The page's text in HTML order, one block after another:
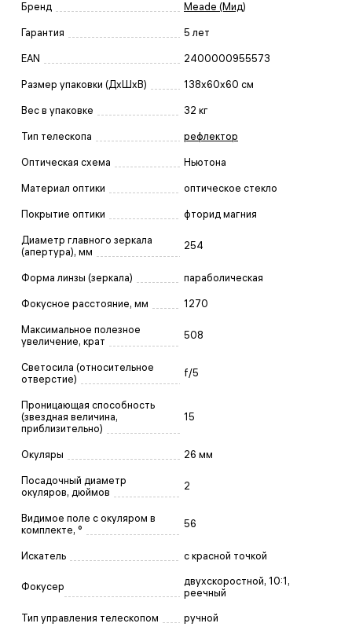
Бренд Meade (Мид)
Гарантия 5 лет
EAN 2400000955573
Размер упаковки (ДxШxВ) 138x60x60 см
Вес в упаковке 32 кг
Тип телескопа рефлектор
Оптическая схема Ньютона
Материал оптики оптическое стекло
Покрытие оптики фторид магния
Диаметр главного зеркала
(апертура), мм
254
Форма линзы (зеркала) параболическая
Фокусное расстояние, мм 1270
Максимальное полезное
увеличение, крат
508
Светосила (относительное
отверстие)
f/5
Проницающая способность
(звездная величина,
приблизительно)
15
Окуляры 26 мм
Посадочный диаметр
окуляров, дюймов
2
Видимое поле с окуляром в
комплекте, °
56
Искатель с красной точкой
Фокусер
двухскоростной, 10:1,
реечный
Тип управления телескопом ручной